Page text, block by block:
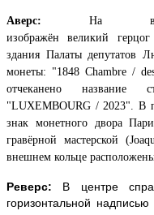
Аверс: На
изображён великий герцог
здания Палаты депутатов
монеты: "1848 Chambre /
отчеканено название
"LUXEMBOURG / 2023". В
знак монетного двора
гравёрной мастерской
внешнем кольце
Реверс: В центре
горизонтальной